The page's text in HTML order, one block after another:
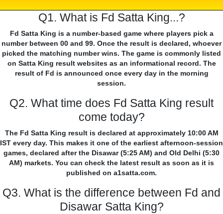
Q1. What is Fd Satta King...?
Fd Satta King is a number-based game where players pick a
number between 00 and 99. Once the result is declared, whoever
picked the matching number wins. The game is commonly listed
on Satta King result websites as an informational record. The
result of Fd is announced once every day in the morning
session.
Q2. What time does Fd Satta King result
come today?
The Fd Satta King result is declared at approximately 10:00 AM
IST every day. This makes it one of the earliest afternoon-session
games, declared after the Disawar (5:25 AM) and Old Delhi (5:30
AM) markets. You can check the latest result as soon as it is
published on a1satta.com.
Q3. What is the difference between Fd and
Disawar Satta King?